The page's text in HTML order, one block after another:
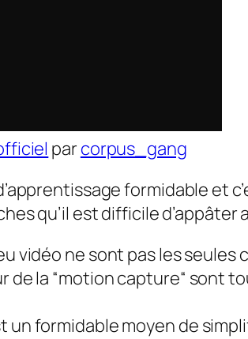
par corpus_gang
formidable et
qu’il est difficile d’appâter
vidéo ne sont pas les
de la “motion capture“ sont
un formidable moyen de